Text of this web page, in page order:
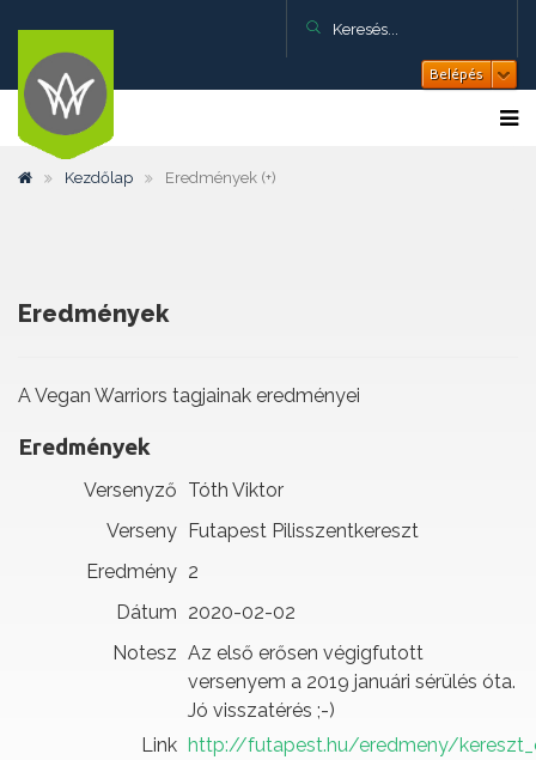
Belépés
Kezdőlap Eredmények (+)
Eredmények
A Vegan Warriors tagjainak eredményei
Eredmények
Versenyző Tóth Viktor
Verseny Futapest Pilisszentkereszt
Eredmény 2
Dátum 2020-02-02
Notesz Az első erősen végigfutott
versenyem a 2019 januári sérülés óta.
Jó visszatérés ;-)
Link http://futapest.hu/eredmeny/